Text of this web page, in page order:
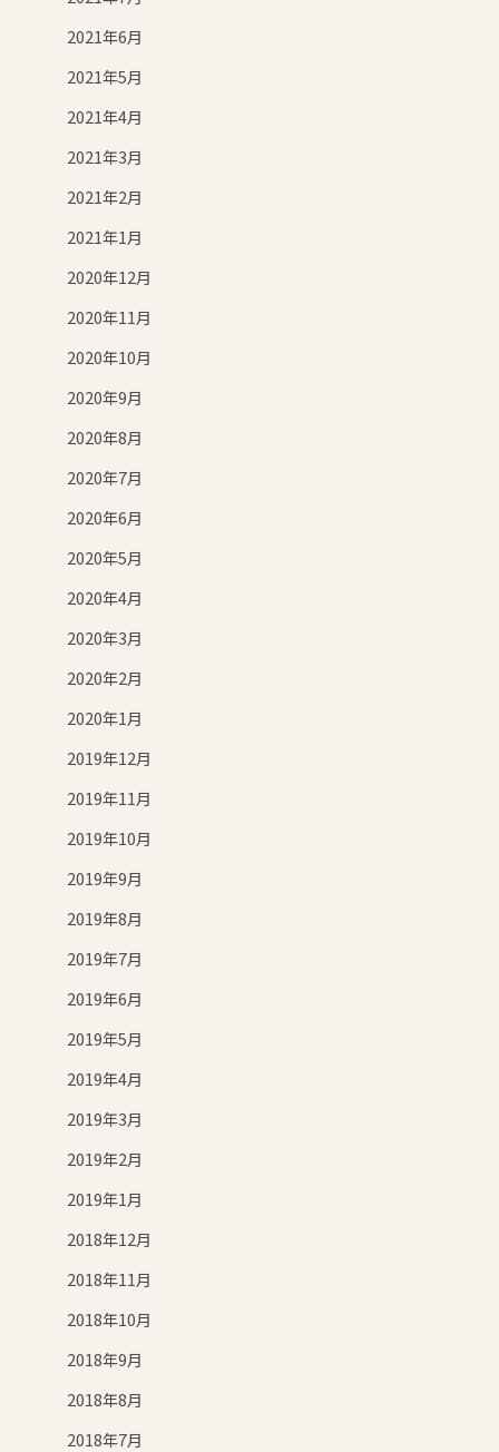
2021年6月
2021年5月
2021年4月
2021年3月
2021年2月
2021年1月
2020年12月
2020年11月
2020年10月
2020年9月
2020年8月
2020年7月
2020年6月
2020年5月
2020年4月
2020年3月
2020年2月
2020年1月
2019年12月
2019年11月
2019年10月
2019年9月
2019年8月
2019年7月
2019年6月
2019年5月
2019年4月
2019年3月
2019年2月
2019年1月
2018年12月
2018年11月
2018年10月
2018年9月
2018年8月
2018年7月